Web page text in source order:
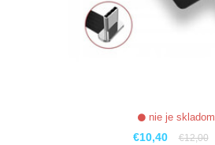
nie je skladom
€10,40 €12,00